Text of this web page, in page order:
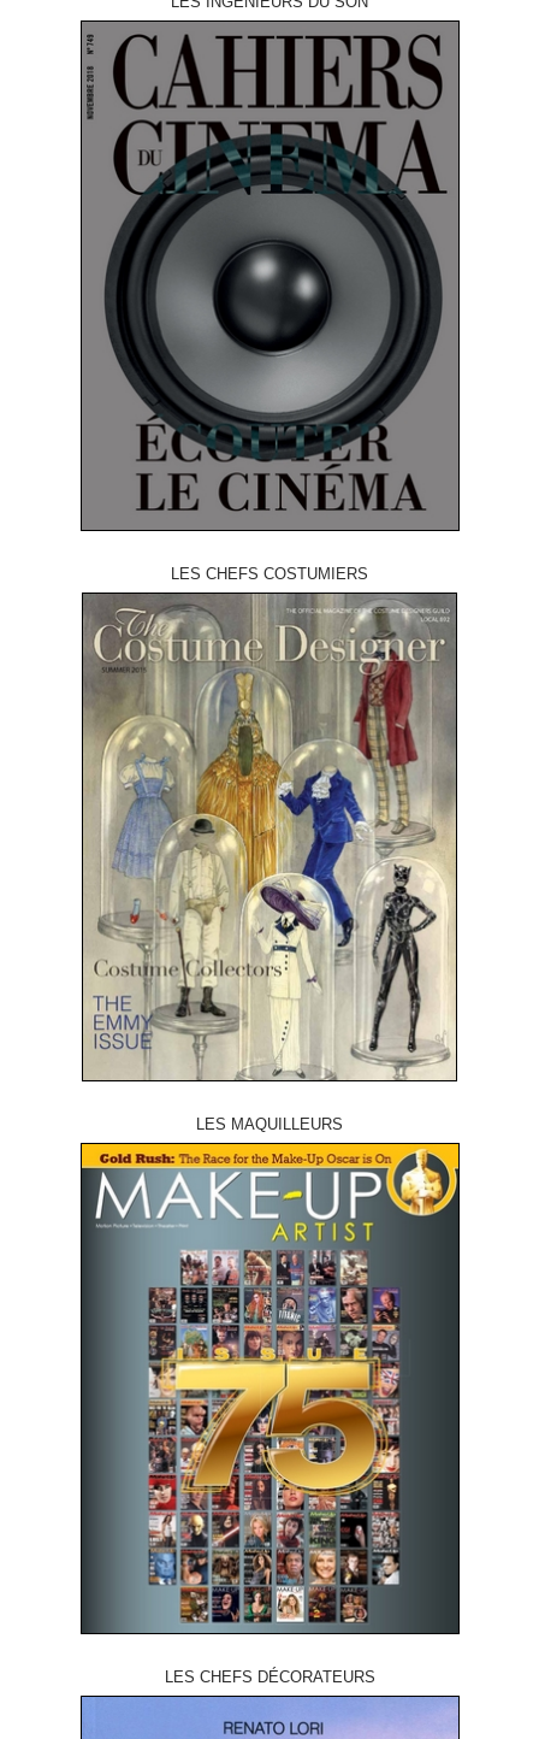
LES CHEFS COSTUMIERS
LES MAQUILLEURS
LES CHEFS DÉCORATEURS